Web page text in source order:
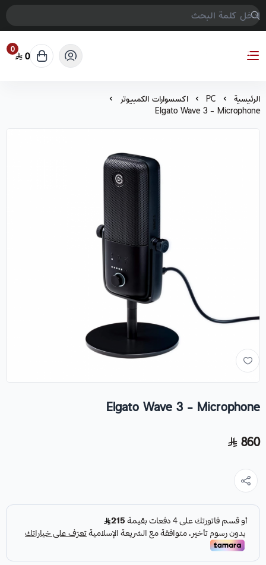
COMPTER GAMES
0 0
الرئيسية PC اكسسوارات الكمبيوتر
Elgato Wave 3 - Microphone
Elgato Wave 3 - Microphone
860